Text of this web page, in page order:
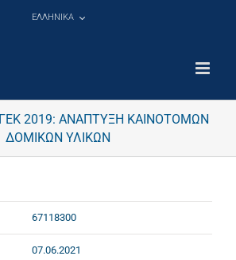
ΕΛΛΗΝΙΚΑ
2019: ΑΝΑΠΤΥΞΗ ΚΑΙΝΟΤΟΜΩΝ
ΔΟΜΙΚΩΝ ΥΛΙΚΩΝ
67118300
07.06.2021